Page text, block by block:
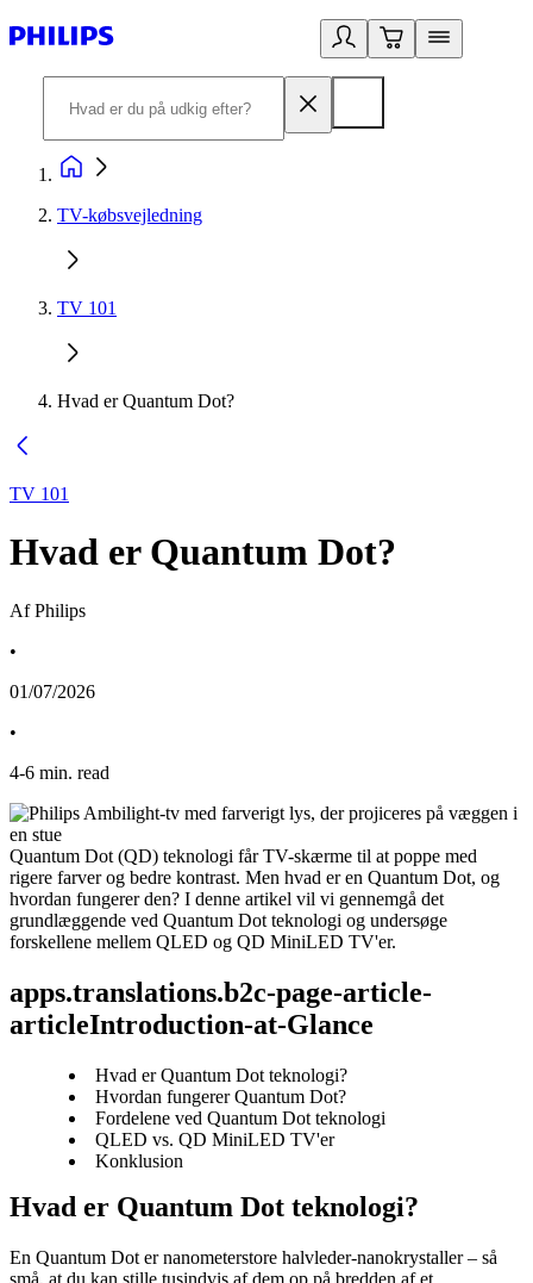
TV-købsvejledning
TV 101
Hvad er Quantum Dot?
TV 101
Hvad er Quantum Dot?
Af Philips
•
01/07/2026
•
4-6 min. read
Quantum Dot (QD) teknologi får TV-skærme til at poppe med
rigere farver og bedre kontrast. Men hvad er en Quantum Dot, og
hvordan fungerer den? I denne artikel vil vi gennemgå det
grundlæggende ved Quantum Dot teknologi og undersøge
forskellene mellem QLED og QD MiniLED TV'er.
apps.translations.b2c-page-article-
articleIntroduction-at-Glance
Hvad er Quantum Dot teknologi?
Hvordan fungerer Quantum Dot?
Fordelene ved Quantum Dot teknologi
QLED vs. QD MiniLED TV'er
Konklusion
Hvad er Quantum Dot teknologi?
En Quantum Dot er nanometerstore halvleder-nanokrystaller – så
små, at du kan stille tusindvis af dem op på bredden af et